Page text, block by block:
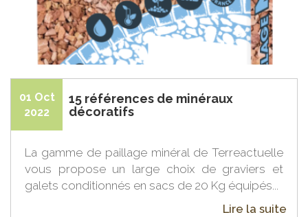
01 Oct
2022
15 références de minéraux
décoratifs
La gamme de paillage minéral de Terreactuelle
vous propose un large choix de graviers et
galets conditionnés en sacs de 20 Kg équipés...
Lire la suite